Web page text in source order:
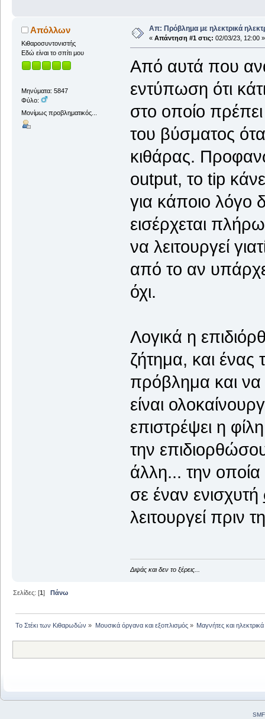
Απόλλων
Κιθαροσυντονιστής
Εδώ είναι το σπίτι μου
Μηνύματα: 5847
Φύλο:
Μονίμως προβληματικός...
Απ: Πρόβλημα με ηλεκτρικά
« Απάντηση #1 στις: 02/03/23, 12:00 »
Από αυτά που
εντύπωση ότι
στο οποίο
του βύσματος
κιθάρας.
output, το tip
για κάποιο λόγο
εισέρχεται
να λειτουργεί
από το αν
όχι.
Λογικά η
ζήτημα, και ένας
πρόβλημα και
είναι
επιστρέψει η
την
άλλη... την οποία
σε έναν ενισχυτή
λειτουργεί πριν
Διψάς και δεν το ξέρεις...
Σελίδες: [1] Πάνω
Το Στέκι των Κιθαρωδών » Μουσικά όργανα και εξοπλισμός» Μαγνήτες και ηλεκτρικά